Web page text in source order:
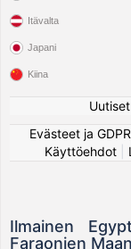
Itävalta
Japani
Kiina
Uutiset
Evästeet ja GDPR
Käyttöehdot
Ilmainen
Faraonien